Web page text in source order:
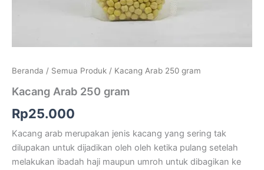
Beranda / Semua Produk / Kacang Arab 250 gram
Kacang Arab 250 gram
Rp25.000
Kacang arab merupakan jenis kacang yang sering tak
dilupakan untuk dijadikan oleh oleh ketika pulang setelah
melakukan ibadah haji maupun umroh untuk dibagikan ke